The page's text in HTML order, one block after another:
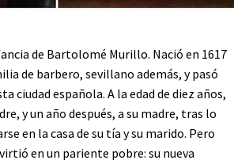
de Bartolomé Murillo. Nació en 1617
de barbero, sevillano además, y pasó
ciudad española. A la edad de diez años,
y un año después, a su madre, tras lo
en la casa de su tía y su marido. Pero
en un pariente pobre: ​​su nueva